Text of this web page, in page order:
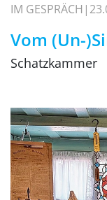
IM GESPRÄCH
Vom (Un-
Schatzkammer